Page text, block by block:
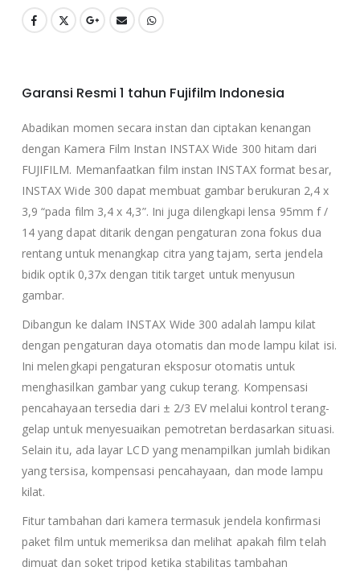
Garansi Resmi 1 tahun Fujifilm Indonesia
Abadikan momen secara instan dan ciptakan kenangan
dengan Kamera Film Instan INSTAX Wide 300 hitam dari
FUJIFILM. Memanfaatkan film instan INSTAX format besar,
INSTAX Wide 300 dapat membuat gambar berukuran 2,4 x
3,9 “pada film 3,4 x 4,3”. Ini juga dilengkapi lensa 95mm f /
14 yang dapat ditarik dengan pengaturan zona fokus dua
rentang untuk menangkap citra yang tajam, serta jendela
bidik optik 0,37x dengan titik target untuk menyusun
gambar.
Dibangun ke dalam INSTAX Wide 300 adalah lampu kilat
dengan pengaturan daya otomatis dan mode lampu kilat isi.
Ini melengkapi pengaturan eksposur otomatis untuk
menghasilkan gambar yang cukup terang. Kompensasi
pencahayaan tersedia dari ± 2/3 EV melalui kontrol terang-
gelap untuk menyesuaikan pemotretan berdasarkan situasi.
Selain itu, ada layar LCD yang menampilkan jumlah bidikan
yang tersisa, kompensasi pencahayaan, dan mode lampu
kilat.
Fitur tambahan dari kamera termasuk jendela konfirmasi
paket film untuk memeriksa dan melihat apakah film telah
dimuat dan soket tripod ketika stabilitas tambahan